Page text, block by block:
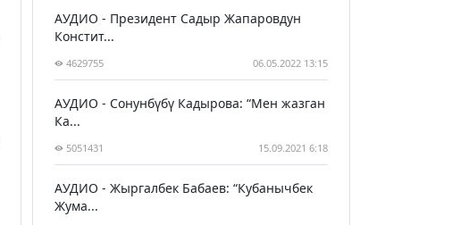
АУДИО - Президент Садыр Жапаровдун
Констит...
4629755 06.05.2022 13:15
АУДИО - Сонунбүбү Кадырова: “Мен жазган
Ка...
5051431 15.09.2021 6:18
АУДИО - Жыргалбек Бабаев: “Кубанычбек
Жума...